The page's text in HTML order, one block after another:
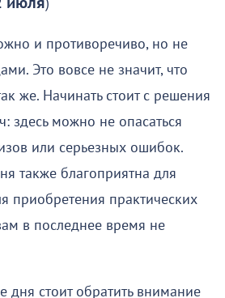
июля)
и противоречиво, но не
Это вовсе не значит, что
же. Начинать стоит с решения
здесь можно не опасаться
или серьезных ошибок.
также благоприятна для
приобретения практических
в последнее время не
дня стоит обратить внимание